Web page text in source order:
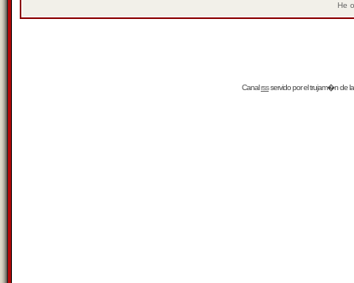
He
Canalrssservido por eltrujam�nde